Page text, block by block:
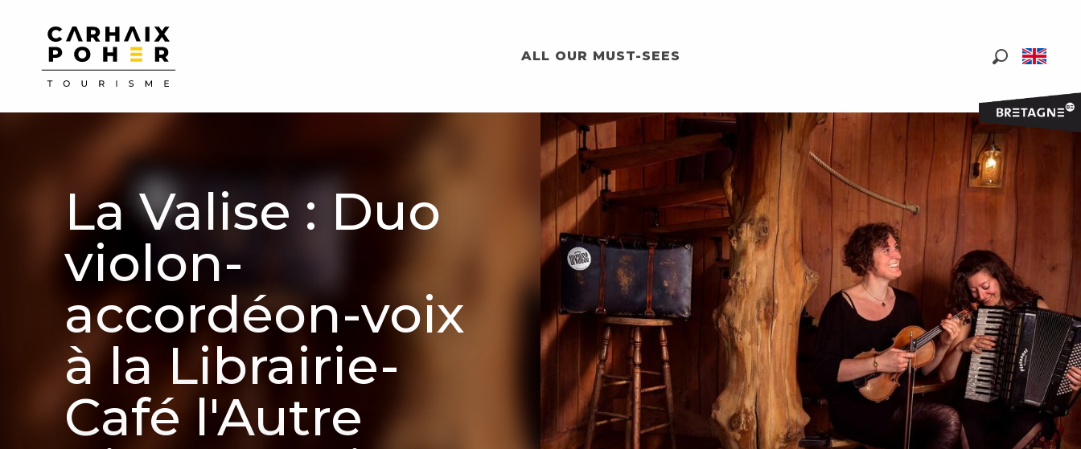
principal
ALL OUR MUST-SEES
La Valise : Duo
violon-
accordéon-voix
à la Librairie-
Café l'Autre